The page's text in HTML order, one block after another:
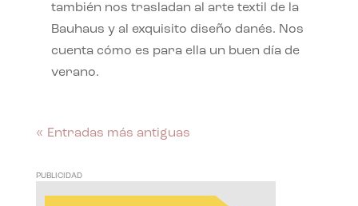
también nos trasladan al arte textil de la
Bauhaus y al exquisito diseño danés. Nos
cuenta cómo es para ella un buen día de
verano.
« Entradas más antiguas
PUBLICIDAD